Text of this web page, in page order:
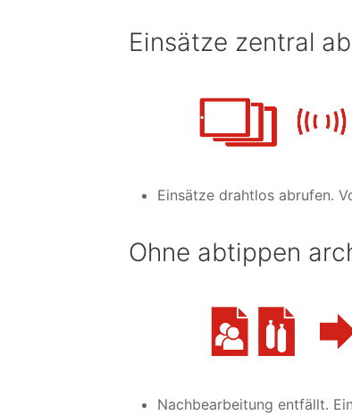
Einsätze zentral
Einsätze drahtlos abrufen.
Ohne abtippen
Nachbearbeitung entfällt.